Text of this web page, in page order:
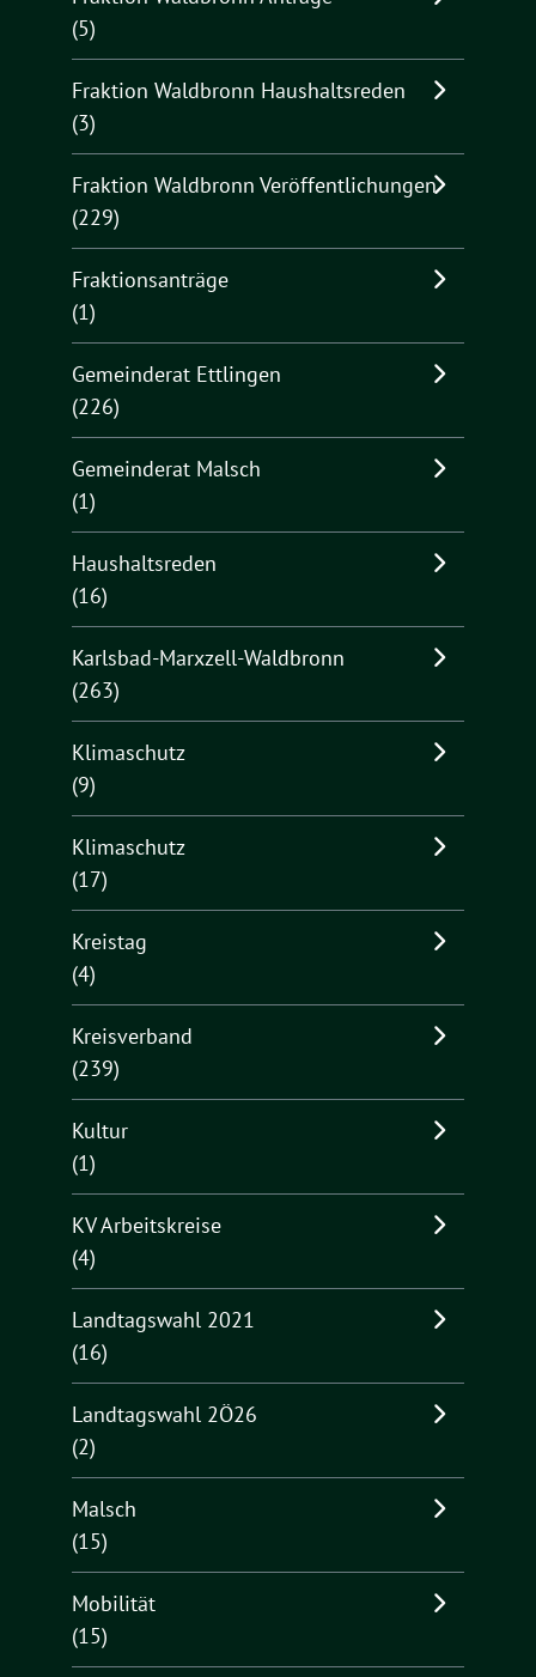
(5)
Fraktion Waldbronn Haushaltsreden
(3)
Fraktion Waldbronn Veröffentlichungen
(229)
Fraktionsanträge
(1)
Gemeinderat Ettlingen
(226)
Gemeinderat Malsch
(1)
Haushaltsreden
(16)
Karlsbad-Marxzell-Waldbronn
(263)
Klimaschutz
(9)
Klimaschutz
(17)
Kreistag
(4)
Kreisverband
(239)
Kultur
(1)
KV Arbeitskreise
(4)
Landtagswahl 2021
(16)
Landtagswahl 2Ö26
(2)
Malsch
(15)
Mobilität
(15)